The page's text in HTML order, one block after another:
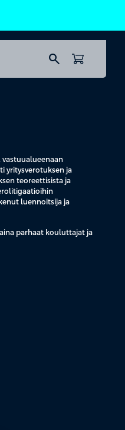
search
vastuualueenaan
yritysverotuksen ja
teoreettisista ja
luennoitsija ja
parhaat kouluttajat ja